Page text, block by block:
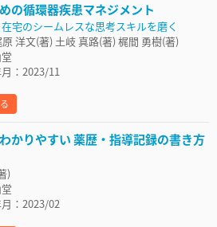
の循環器疾患マネジメント
宅のシームレスな思考スキルを磨く
洋文(著) 土岐 真路(著) 梶間 勇樹(著)
：2023/11
かりやすい 薬歴・指導記録の書き方
)
：2023/02